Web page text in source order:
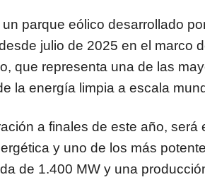
parque eólico desarrollado
julio de 2025 en el marco
que representa una de las
la energía limpia a escala
a finales de este año, será
y uno de los más
de 1.400 MW y una